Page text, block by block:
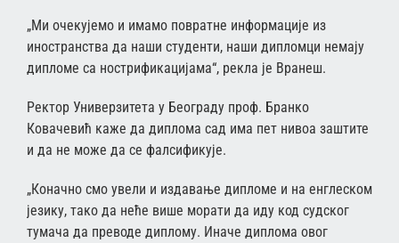
„Ми очекујемо и имамо повратне информације из
иностранства да наши студенти, наши дипломци немају
дипломе са нострификацијама“, рекла је Вранеш.
Ректор Универзитета у Београду проф. Бранко
Ковачевић каже да диплома сад има пет нивоа заштите
и да не може да се фалсификује.
„Коначно смо увели и издавање дипломе и на енглеском
језику, тако да неће више морати да иду код судског
тумача да преводе диплому. Иначе диплома овог